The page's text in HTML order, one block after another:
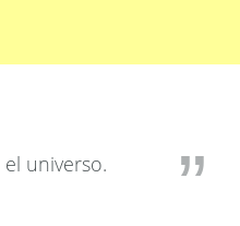
universo.